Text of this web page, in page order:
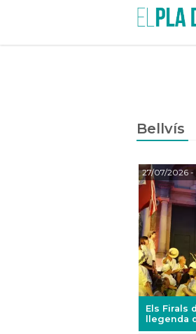
Bellvís
Els Firals
llegenda
27/07/2026-